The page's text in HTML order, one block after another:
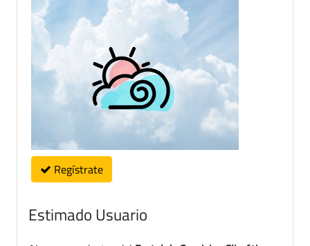
Regístrate
Estimado Usuario